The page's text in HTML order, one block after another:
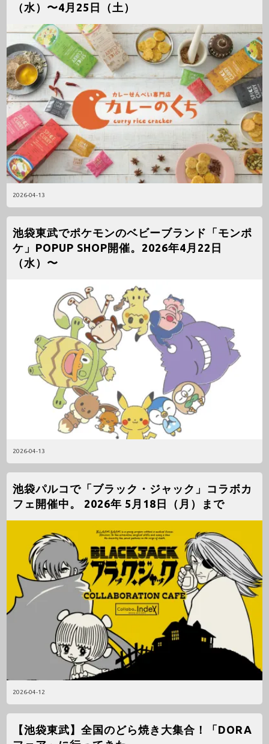
2026-04-13
（水）〜4月25日（土）
2026-04-13
池袋東武でポケモンのベビーブランド「モンポ
ケ」POPUP SHOP開催。2026年4月22日
（水）〜
2026-04-12
池袋パルコで「ブラック・ジャック」コラボカ
フェ開催中。 2026年 5月18日（月）まで
【池袋東武】全国のどら焼き大集合！「DORA